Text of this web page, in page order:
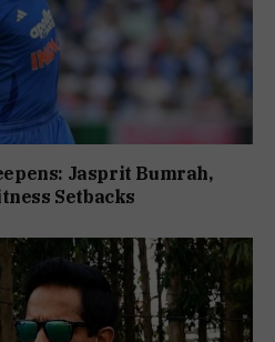
Jasprit Bumrah,
Setbacks